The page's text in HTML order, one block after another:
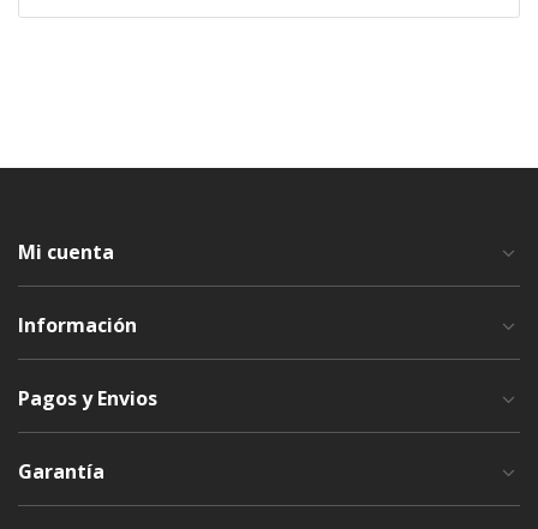
Mi cuenta
Información
Pagos y Envios
Garantía